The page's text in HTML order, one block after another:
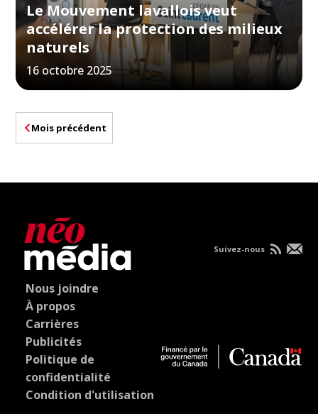
Le Mouvement lavallois veut
accélérer la protection des milieux
naturels
16 octobre 2025
Mois précédent
Nous joindre
À propos
Carrières
Publicités
Politique de
confidentialité
Condition d'utilisation
Suivez-nous